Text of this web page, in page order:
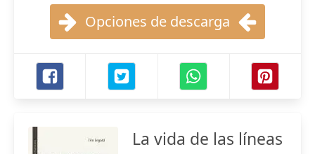
Opciones de descarga
La vida de las líneas